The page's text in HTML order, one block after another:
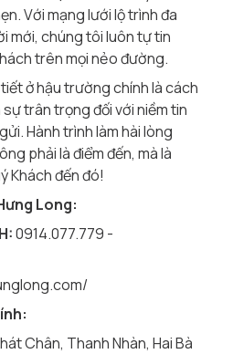
Với mạng lưới lộ trình đa
mới, chúng tôi luôn tự tin
trên mọi nẻo đường.
ở hậu trường chính là cách
trân trọng đối với niềm tin
Hành trình làm hài lòng
phải là điểm đến, mà là
Khách đến đó!
Long:
0914.077.779 -
Chân, Thanh Nhàn, Hai Bà